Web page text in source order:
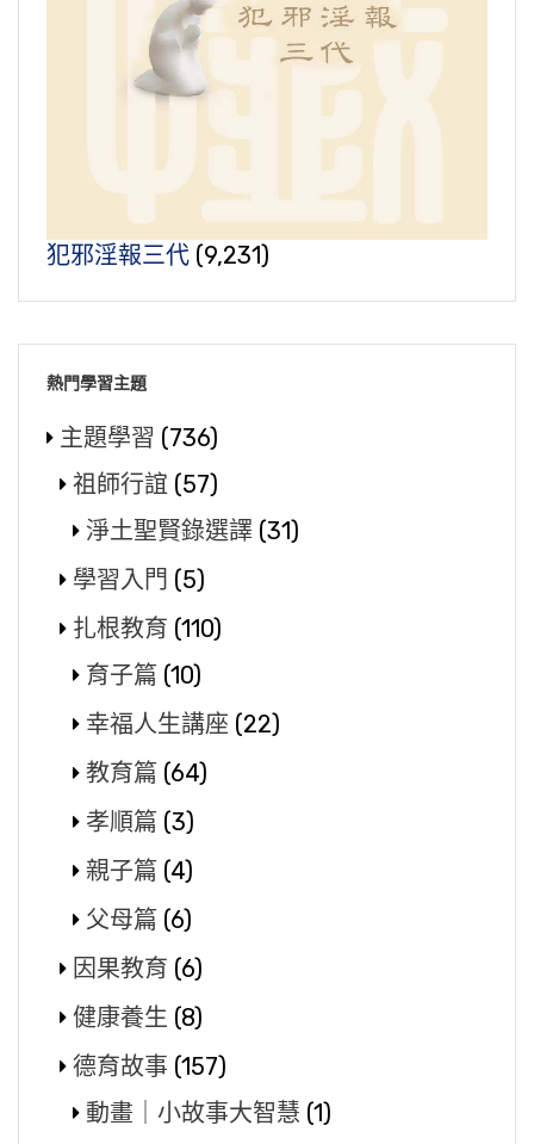
犯邪淫報三代 (9,231)
熱門學習主題
主題學習 (736)
祖師行誼 (57)
淨土聖賢錄選譯 (31)
學習入門 (5)
扎根教育 (110)
育子篇 (10)
幸福人生講座 (22)
教育篇 (64)
孝順篇 (3)
親子篇 (4)
父母篇 (6)
因果教育 (6)
健康養生 (8)
德育故事 (157)
動畫｜小故事大智慧 (1)